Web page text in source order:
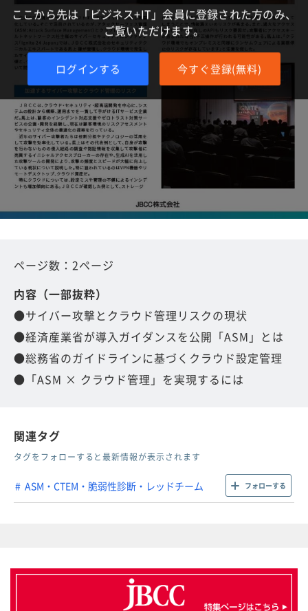
ここから先は「ビジネス+IT」会員に登録された方のみ、
ご覧いただけます。
ログインする 今すぐ登録(無料)
ページ数：2ページ
内容（一部抜粋）
●サイバー攻撃とクラウド管理リスクの現状
●経済産業省が導入ガイダンスを公開「ASM」とは
●総務省のガイドラインに基づくクラウド設定管理
●「ASM × クラウド管理」を実現するには
関連タグ
タグをフォローすると最新情報が表示されます
ASM・CTEM・脆弱性診断・レッドチーム フォローする